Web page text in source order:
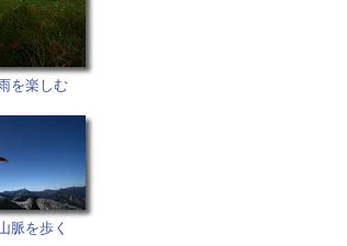
を楽しむ
脈を歩く